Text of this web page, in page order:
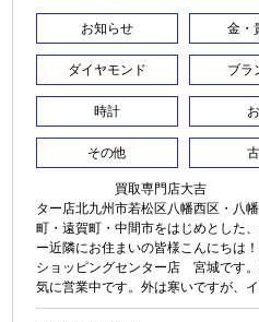
お知らせ 金・
ダイヤモンド ブラ
時計
その他
買取専門店大吉 イオン
ター店北九州市若松区八幡西区・八
町・遠賀町・中間市をはじめとした
ー近隣にお住まいの皆様こんにちは
ショッピングセンター店 宮城です
気に営業中です。外は寒いですが、イ